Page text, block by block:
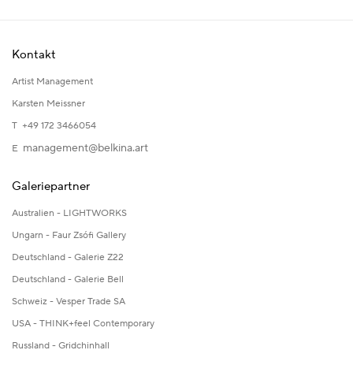
Kontakt
Artist Management
Karsten Meissner
T +49 172 3466054
E management@belkina.art
Galeriepartner
Australien - LIGHTWORKS
Ungarn - Faur Zsófi Gallery
Deutschland - Galerie Z22
Deutschland - Galerie Bell
Schweiz - Vesper Trade SA
USA - THINK+feel Contemporary
Russland - Gridchinhall